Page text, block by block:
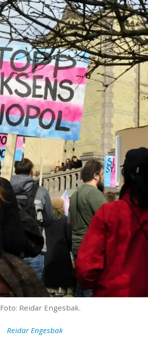
Foto: Reidar Engesbak.
Reidar Engesbak